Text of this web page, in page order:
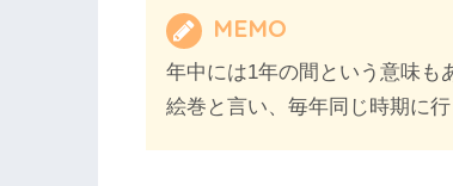
MEMO
年中には1年の間という意味も
絵巻と言い、毎年同じ時期に